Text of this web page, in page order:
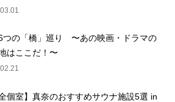
つの「橋」巡り 〜あの映画・ドラマの
はここだ！〜
全個室】真奈のおすすめサウナ施設5選 in